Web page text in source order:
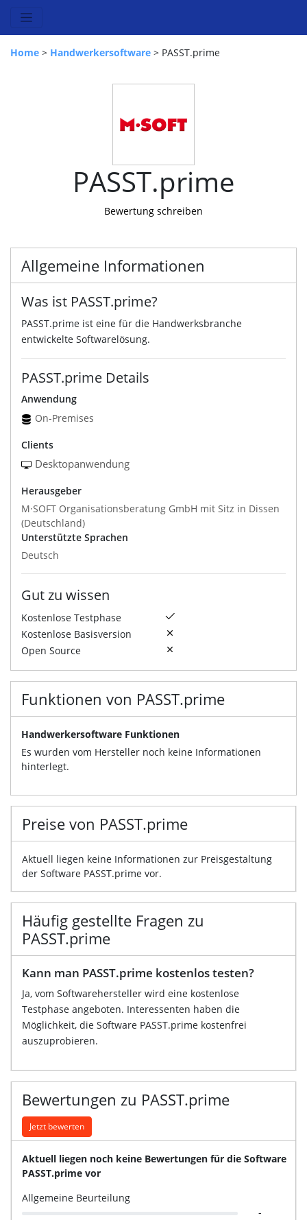
Home > Handwerkersoftware > PASST.prime
PASST.prime
Bewertung schreiben
Allgemeine Informationen
Was ist PASST.prime?
PASST.prime ist eine für die Handwerksbranche
entwickelte Softwarelösung.
PASST.prime Details
Anwendung
On-Premises
Clients
Desktopanwendung
Herausgeber
M·SOFT Organisationsberatung GmbH mit Sitz in Dissen
(Deutschland)
Unterstützte Sprachen
Deutsch
Gut zu wissen
Kostenlose Testphase
Kostenlose Basisversion
Open Source
Funktionen von PASST.prime
Handwerkersoftware Funktionen
Es wurden vom Hersteller noch keine Informationen
hinterlegt.
Preise von PASST.prime
Aktuell liegen keine Informationen zur Preisgestaltung
der Software PASST.prime vor.
Häufig gestellte Fragen zu
PASST.prime
Kann man PASST.prime kostenlos testen?
Ja, vom Softwarehersteller wird eine kostenlose
Testphase angeboten. Interessenten haben die
Möglichkeit, die Software PASST.prime kostenfrei
auszuprobieren.
Bewertungen zu PASST.prime
Jetzt bewerten
Aktuell liegen noch keine Bewertungen für die Software
PASST.prime vor
Allgemeine Beurteilung
-